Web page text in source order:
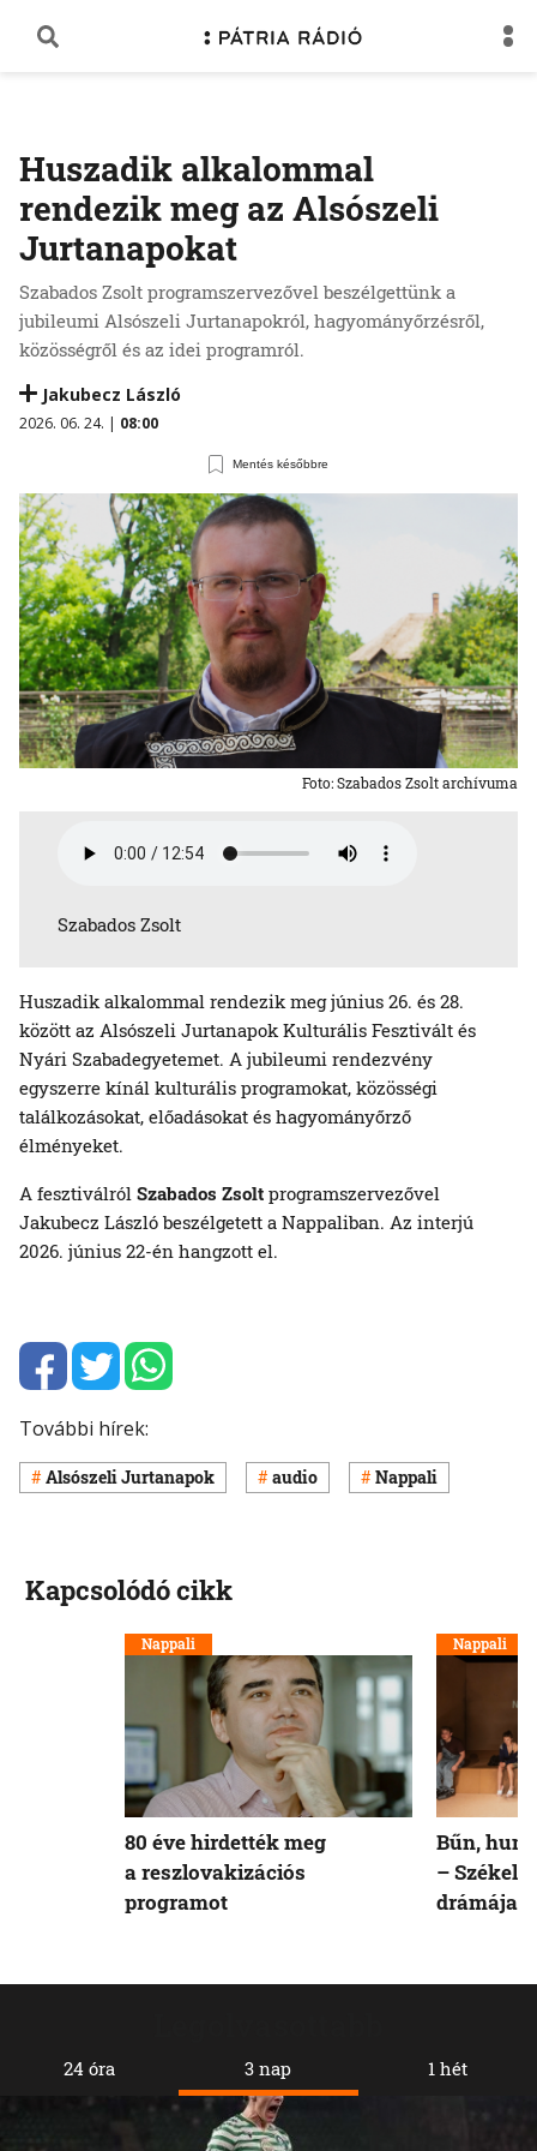
Huszadik alkalommal
rendezik meg az Alsószeli
Jurtanapokat
Szabados Zsolt programszervezővel beszélgettünk a
jubileumi Alsószeli Jurtanapokról, hagyományőrzésről,
közösségről és az idei programról.
Jakubecz László
2026. 06. 24. | 08:00
Mentés későbbre
Foto: Szabados Zsolt archívuma
Szabados Zsolt
Huszadik alkalommal rendezik meg június 26. és 28.
között az Alsószeli Jurtanapok Kulturális Fesztivált és
Nyári Szabadegyetemet. A jubileumi rendezvény
egyszerre kínál kulturális programokat, közösségi
találkozásokat, előadásokat és hagyományőrző
élményeket.
A fesztiválról Szabados Zsolt programszervezővel
Jakubecz László beszélgetett a Nappaliban. Az interjú
2026. június 22-én hangzott el.
További hírek:
Alsószeli Jurtanapok audio Nappali
24 óra 3 nap 1 hét
Kapcsolódó cikk
Nappali
80 éve hirdették meg
a reszlovakizációs
programot
Nappali
Bűn,
– Székely
drámája